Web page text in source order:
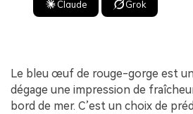
Claude Grok
Le bleu œuf de rouge-gorge est
dégage une impression de
bord de mer. C’est un choix de